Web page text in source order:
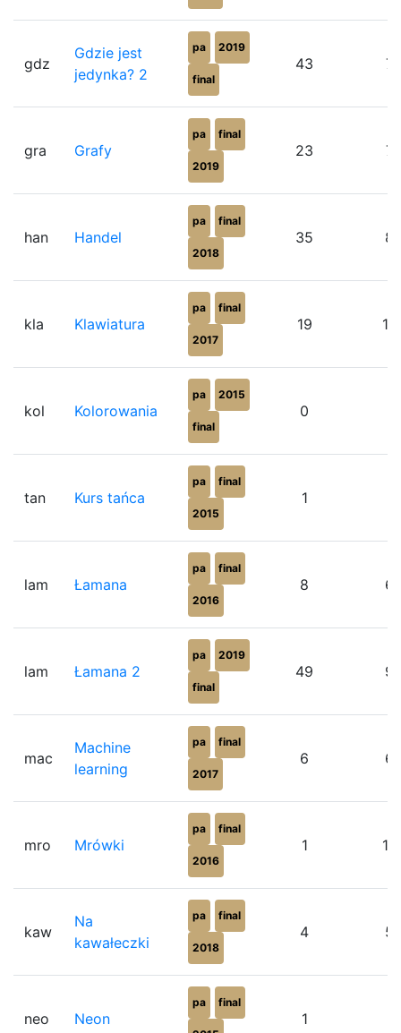
gdz
Gdzie jest
jedynka? 2
pa 2019
final
43
gra Grafy
pa final
2019
23
han Handel
pa final
2018
35
kla Klawiatura
pa final
2017
19
kol Kolorowania
pa 2015
final
0
tan Kurs tańca
pa final
2015
1
lam Łamana
pa final
2016
8
lam Łamana 2
pa 2019
final
49
mac
Machine
learning
pa final
2017
6
mro Mrówki
pa final
2016
1
kaw
Na
kawałeczki
pa final
2018
4
neo Neon
pa final
1